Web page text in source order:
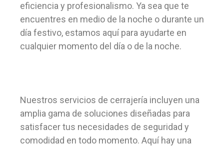
eficiencia y profesionalismo. Ya sea que te
encuentres en medio de la noche o durante un
día festivo, estamos aquí para ayudarte en
cualquier momento del día o de la noche.
Nuestros servicios de cerrajería incluyen una
amplia gama de soluciones diseñadas para
satisfacer tus necesidades de seguridad y
comodidad en todo momento. Aquí hay una